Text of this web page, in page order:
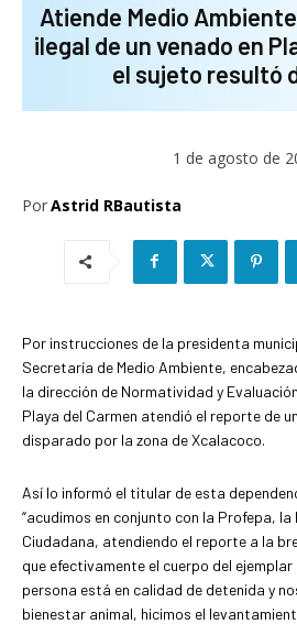
Atiende Medio
ilegal de un venado en
el sujeto resultó
1 de agosto de
PorAstrid RBautista
Por instrucciones de la presidenta
Secretaría de Medio Ambiente,
la dirección de Normatividad y
Playa del Carmen atendió el reporte de
disparado por la zona de Xcalacoco.
Así lo informó el titular de esta
“acudimos en conjunto con la Profepa,
Ciudadana, atendiendo el reporte a la
que efectivamente el cuerpo del
persona está en calidad de detenida y
bienestar animal, hicimos el